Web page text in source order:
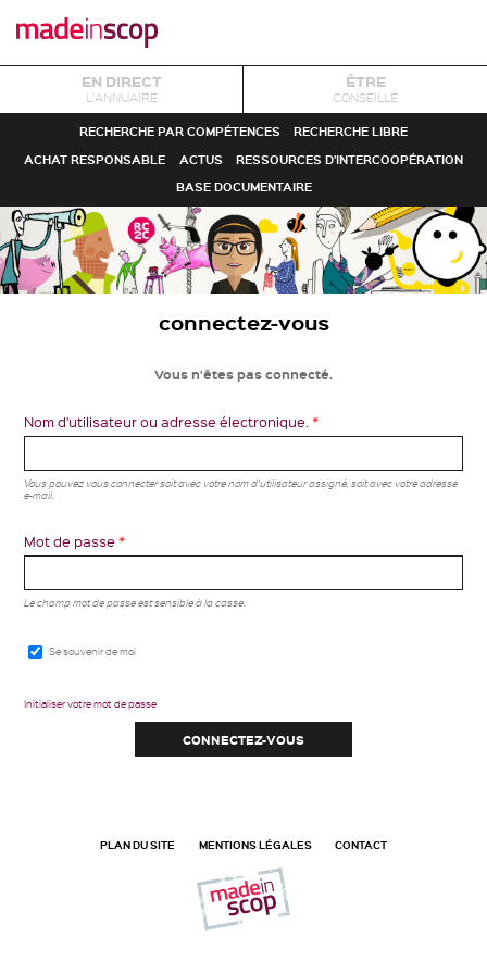
EN DIRECT
L'ANNUAIRE
ÊTRE
CONSEILLÉ
RECHERCHE PAR COMPÉTENCES
RECHERCHE LIBRE
ACHAT RESPONSABLE
ACTUS
RESSOURCES D'INTERCOOPÉRATION
BASE DOCUMENTAIRE
connectez-vous
Vous n'êtes pas connecté.
Nom d'utilisateur ou adresse électronique.*
Vous pouvez vous connecter soit avec votre nom d'utilisateur assigné, soit avec votre adresse
e-mail.
Mot de passe*
Le champ mot de passe est sensible à la casse.
Se souvenir de moi
Initialiser votre mot de passe
PLAN DU SITE MENTIONS LÉGALES CONTACT